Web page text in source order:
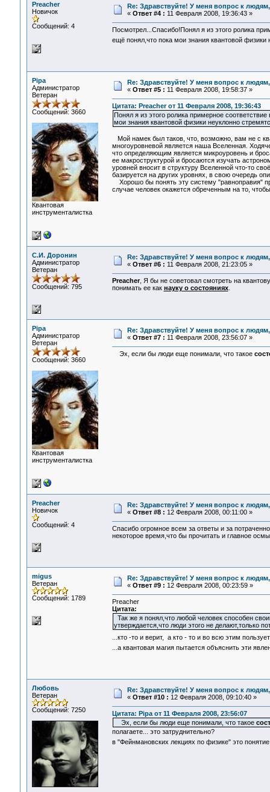
Preacher
Новичок
Сообщений: 4
Re: Здравствуйте! У меня вопрос к
« Ответ #4 : 11 Февраля 2008, 19:36:43 »
Посмотрел...Спасибо!Понял я из этого ролика
ещё понял,что пока мои знания квантовой
Pipa
Администратор
Ветеран
Сообщений: 3660
Квантовая
инструменталистка
Re: Здравствуйте! У меня вопрос к
« Ответ #5 : 11 Февраля 2008, 19:58:37 »
Цитата: Preacher от 11 Февраля 2008, 19:36:43
Понял я из этого ролика примерное
мои знания квантовой физики неуклонно
Мой намек был таков, что, возможно, вам не с
многоуровневой является наша Вселенная.
что определяющим является микроуровень и
ее макроструктурой и бросаются изучать
уровней вносит в структуру Вселенной что-то
базируется на других уровнях, в свою очередь
Хорошо бы понять эту систему "равноправия"
случае человек окажется обреченным на то,
С.И. Доронин
Администратор
Ветеран
Сообщений: 795
Re: Здравствуйте! У меня вопрос к
« Ответ #6 : 11 Февраля 2008, 21:23:05 »
Preacher, Я бы не советовал смотреть на
понимать ее как науку о состояниях.
Pipa
Администратор
Ветеран
Сообщений: 3660
Квантовая
инструменталистка
Re: Здравствуйте! У меня вопрос к
« Ответ #7 : 11 Февраля 2008, 23:56:07 »
Эх, если бы люди еще понимали, что такое
Preacher
Новичок
Сообщений: 4
Re: Здравствуйте! У меня вопрос к
« Ответ #8 : 12 Февраля 2008, 00:11:00 »
Спасибо огромное всем за ответы и за
некоторое время,что бы прочитать и главное
migus
Ветеран
Сообщений: 1789
Re: Здравствуйте! У меня вопрос к
« Ответ #9 : 12 Февраля 2008, 00:23:59 »
Preacher
Цитата:
Так же я понял,что любой человек способен
утверждается,что люди этого не делают,только
...кто -то и верит, а кто - то и во всю этим
...а квантовая магия пытается объяснить эти
Любовь
Ветеран
Сообщений: 7250
Re: Здравствуйте! У меня вопрос к
« Ответ #10 : 12 Февраля 2008, 09:10:40 »
Цитата: Pipa от 11 Февраля 2008, 23:56:07
Эх, если бы люди еще понимали, что такое
полагаете... это затруднительно?
в "Фейнмановских лекциях по физике" это